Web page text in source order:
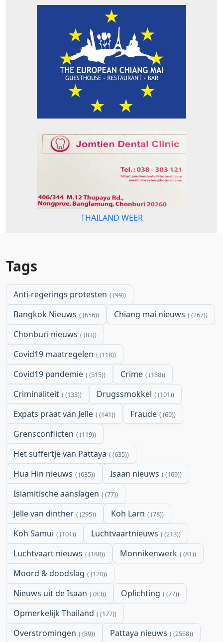
THAILAND WEER
Tags
Anti-regerings protesten (99)
Bangkok Nieuws (656) Chiang mai nieuws (267)
Chonburi nieuws (83)
Covid19 maatregelen (118)
Covid19 pandemie (515) Crime (158)
Criminaliteit (133) Drugssmokkel (101)
Expats praat van Jelle (141) Fraude (69)
Grensconflicten (119)
Het suffertje van Pattaya (635)
Hua Hin nieuws (635) Isaan nieuws (169)
Islamitische aanslagen (77)
Jelle van dinther (295) Koh Larn (78)
Koh Samui (101) Luchtvaartnieuws (213)
Luchtvaart nieuws (188) Monnikenwerk (81)
Moord & doodslag (120)
Nieuws uit de Isaan (83) Oplichting (77)
Opmerkelijk Thailand (177)
Overstromingen (89) Pattaya nieuws (2558)